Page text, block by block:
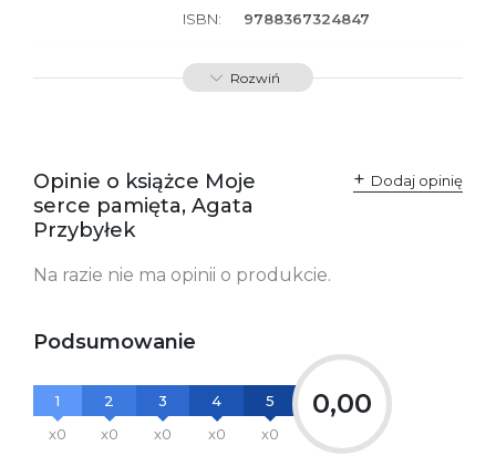
ISBN: 9788367324847
SKU: E800248
Polska
kontakt@wydajenamsie.pl
+48 61 623 38 38
informacje dotyczące
Rozwiń
Opinie o książce Moje
serce pamięta, Agata
Przybyłek
Dodaj opinię
Na razie nie ma opinii o produkcie.
Podsumowanie
1
x0
2
x0
3
x0
4
x0
5
x0
0,00